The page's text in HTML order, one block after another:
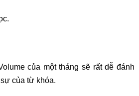
của một tháng sẽ rất dễ đánh
của từ khóa.